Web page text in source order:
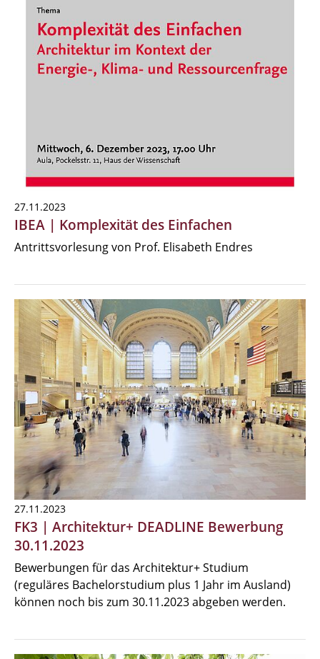
27.11.2023
IBEA | Komplexität des Einfachen
Antrittsvorlesung von Prof. Elisabeth Endres
27.11.2023
FK3 | Architektur+ DEADLINE Bewerbung
30.11.2023
Bewerbungen für das Architektur+ Studium
(reguläres Bachelorstudium plus 1 Jahr im Ausland)
können noch bis zum 30.11.2023 abgeben werden.